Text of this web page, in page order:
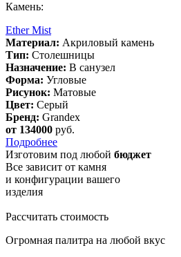
Камень:
Ether Mist
Материал: Акриловый камень
Тип: Столешницы
Назначение: В санузел
Форма: Угловые
Рисунок: Матовые
Цвет: Серый
Бренд: Grandex
от 134000 руб.
Подробнее
Изготовим под любой бюджет
Все зависит от камня
и конфигурации вашего
изделия
Рассчитать стоимость
Огромная палитра на любой вкус